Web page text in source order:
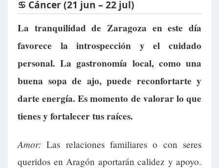
♋ Cáncer (21 jun – 22 jul)
La tranquilidad de Zaragoza en este día
favorece la introspección y el cuidado
personal. La gastronomía local, como una
buena sopa de ajo, puede reconfortarte y
darte energía. Es momento de valorar lo que
tienes y fortalecer tus raíces.
Amor: Las relaciones familiares o con seres
queridos en Aragón aportarán calidez y apoyo.